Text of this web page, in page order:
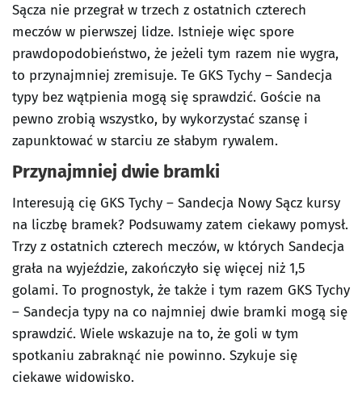
Sącza nie przegrał w trzech z ostatnich czterech
meczów w pierwszej lidze. Istnieje więc spore
prawdopodobieństwo, że jeżeli tym razem nie wygra,
to przynajmniej zremisuje. Te GKS Tychy – Sandecja
typy bez wątpienia mogą się sprawdzić. Goście na
pewno zrobią wszystko, by wykorzystać szansę i
zapunktować w starciu ze słabym rywalem.
Przynajmniej dwie bramki
Interesują cię GKS Tychy – Sandecja Nowy Sącz kursy
na liczbę bramek? Podsuwamy zatem ciekawy pomysł.
Trzy z ostatnich czterech meczów, w których Sandecja
grała na wyjeździe, zakończyło się więcej niż 1,5
golami. To prognostyk, że także i tym razem GKS Tychy
– Sandecja typy na co najmniej dwie bramki mogą się
sprawdzić. Wiele wskazuje na to, że goli w tym
spotkaniu zabraknąć nie powinno. Szykuje się
ciekawe widowisko.